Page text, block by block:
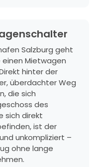
Salzburg geht
einen Mietwagen
hinter der
überdachter Weg
die sich
des
sich direkt
ist der
unkompliziert –
ohne lange